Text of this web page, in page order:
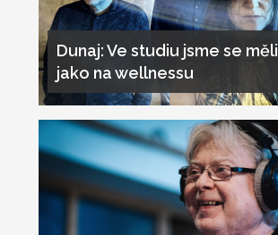
Dunaj: Ve studiu jsme se měli
jako na wellnessu